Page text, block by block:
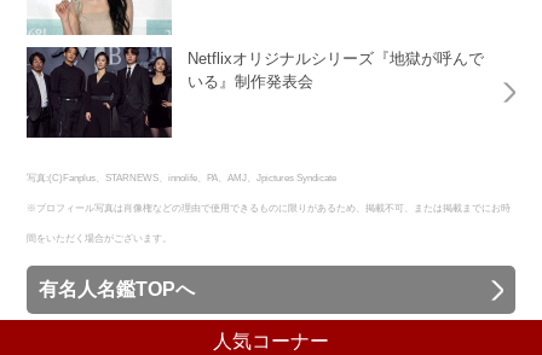
Netflixオリジナルシリーズ『地獄が呼んで
いる』制作発表会
写真:(C)Fanplus、STARNEWS、innolife、PA、AMJ、Jpictures Syndicate
※プロフィール写真は肖像権などの理由で使用できるものに限りがあるため、掲載不可、または掲載までにお時
間をいただく場合がございます。
有名人名鑑TOPへ
人気コーナー